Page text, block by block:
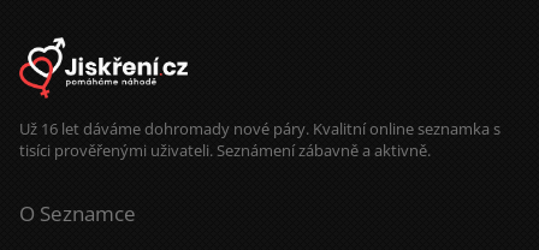
Už 16 let dáváme dohromady nové páry. Kvalitní online seznamka s
tisíci prověřenými uživateli. Seznámení zábavně a aktivně.
O Seznamce